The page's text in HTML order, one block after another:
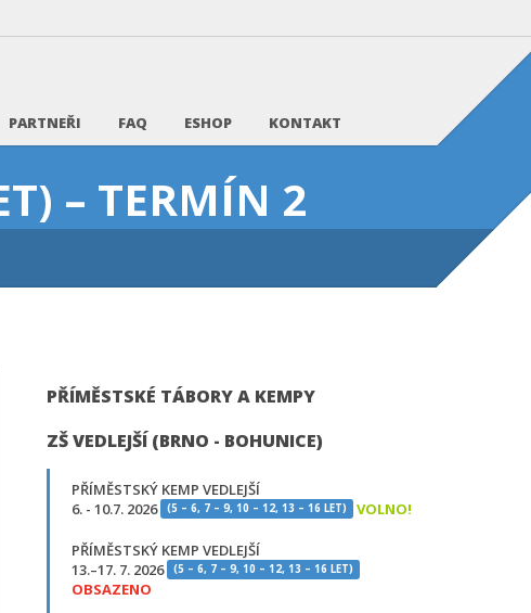
PARTNEŘI FAQ ESHOP KONTAKT
– TERMÍN 2
PŘÍMĚSTSKÉ TÁBORY A KEMPY
ZŠ VEDLEJŠÍ (BRNO - BOHUNICE)
PŘÍMĚSTSKÝ KEMP VEDLEJŠÍ
6. - 10.7. 2026
(5 – 6, 7 – 9, 10 – 12, 13 – 16 LET) VOLNO!
PŘÍMĚSTSKÝ KEMP VEDLEJŠÍ
13.–17. 7. 2026
(5 – 6, 7 – 9, 10 – 12, 13 – 16 LET)
OBSAZENO